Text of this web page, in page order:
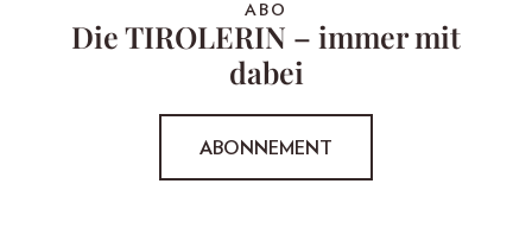
ABO
Die TIROLERIN – immer mit
dabei
ABONNEMENT